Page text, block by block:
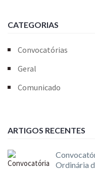
CATEGORIAS
Convocatórias
Geral
Comunicado
ARTIGOS RECENTES
Ordinária